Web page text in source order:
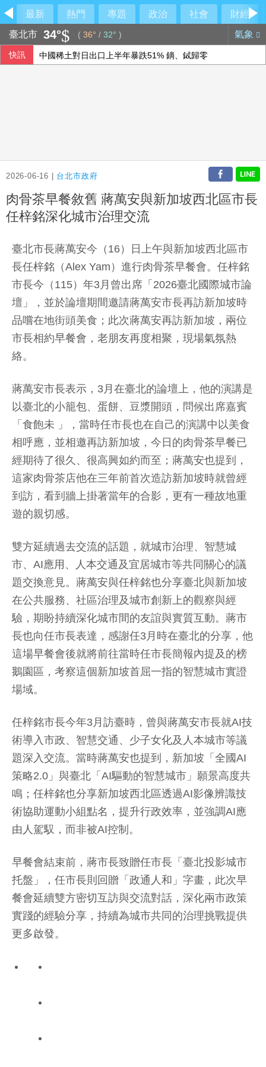
最新 熱門 專題 政治 社會
財經
臺北市 34° ( 36° / 32° ) 氣象
快訊 中國稀土對日出口上半年暴跌51% 鏑、鋱歸零
2026-06-16 | 台北市政府
肉骨茶早餐敘舊 蔣萬安與新加坡西北區市長
任梓銘深化城市治理交流
臺北市長蔣萬安今（16）日上午與新加坡西北區市
長任梓銘（Alex Yam）進行肉骨茶早餐會。任梓銘
市長今（115）年3月曾出席「2026臺北國際城市論
壇」，並於論壇期間邀請蔣萬安市長再訪新加坡時
品嚐在地街頭美食；此次蔣萬安再訪新加坡，兩位
市長相約早餐會，老朋友再度相聚，現場氣氛熱
絡。
蔣萬安市長表示，3月在臺北的論壇上，他的演講是
以臺北的小籠包、蛋餅、豆漿開頭，問候出席嘉賓
「食飽未 」，當時任市長也在自己的演講中以美食
相呼應，並相邀再訪新加坡，今日的肉骨茶早餐已
經期待了很久、很高興如約而至；蔣萬安也提到，
這家肉骨茶店他在三年前首次造訪新加坡時就曾經
到訪，看到牆上掛著當年的合影，更有一種故地重
遊的親切感。
雙方延續過去交流的話題，就城市治理、智慧城
市、AI應用、人本交通及宜居城市等共同關心的議
題交換意見。蔣萬安與任梓銘也分享臺北與新加坡
在公共服務、社區治理及城市創新上的觀察與經
驗，期盼持續深化城市間的友誼與實質互動。蔣市
長也向任市長表達，感謝任3月時在臺北的分享，他
這場早餐會後就將前往當時任市長簡報內提及的榜
鵝園區，考察這個新加坡首屈一指的智慧城市實證
場域。
任梓銘市長今年3月訪臺時，曾與蔣萬安市長就AI技
術導入市政、智慧交通、少子女化及人本城市等議
題深入交流。當時蔣萬安也提到，新加坡「全國AI
策略2.0」與臺北「AI驅動的智慧城市」願景高度共
鳴；任梓銘也分享新加坡西北區透過AI影像辨識技
術協助運動小組點名，提升行政效率，並強調AI應
由人駕馭，而非被AI控制。
早餐會結束前，蔣市長致贈任市長「臺北投影城市
托盤」，任市長則回贈「政通人和」字畫，此次早
餐會延續雙方密切互訪與交流對話，深化兩市政策
實踐的經驗分享，持續為城市共同的治理挑戰提供
更多啟發。